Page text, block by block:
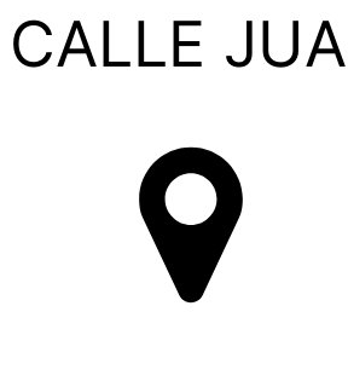
CALLE